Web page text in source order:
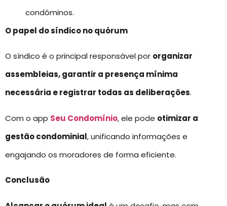
condôminos.
O papel do síndico no quórum
O síndico é o principal responsável por organizar
assembleias, garantir a presença mínima
necessária e registrar todas as deliberações.
Com o app Seu Condomínio, ele pode otimizar a
gestão condominial, unificando informações e
engajando os moradores de forma eficiente.
Conclusão